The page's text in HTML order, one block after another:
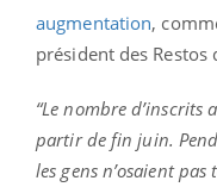
augmentation,
président des Restos
“Le nombre
partir de fin juin.
les gens n’osaient